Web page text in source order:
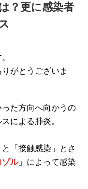
？更に感染者
がとうございま
た方向へ向かうの
による肺炎。
「接触感染」とさ
ゾル」によって感染